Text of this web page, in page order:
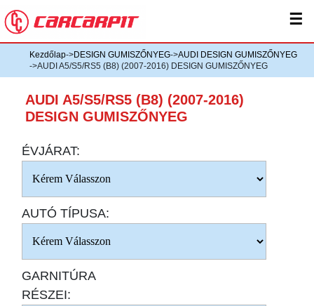
☰
Kezdőlap->DESIGN GUMISZŐNYEG->AUDI DESIGN GUMISZŐNYEG
->AUDI A5/S5/RS5 (B8) (2007-2016) DESIGN GUMISZŐNYEG
AUDI A5/S5/RS5 (B8) (2007-2016)
DESIGN GUMISZŐNYEG
ÉVJÁRAT:
AUTÓ TÍPUSA:
GARNITÚRA
RÉSZEI: